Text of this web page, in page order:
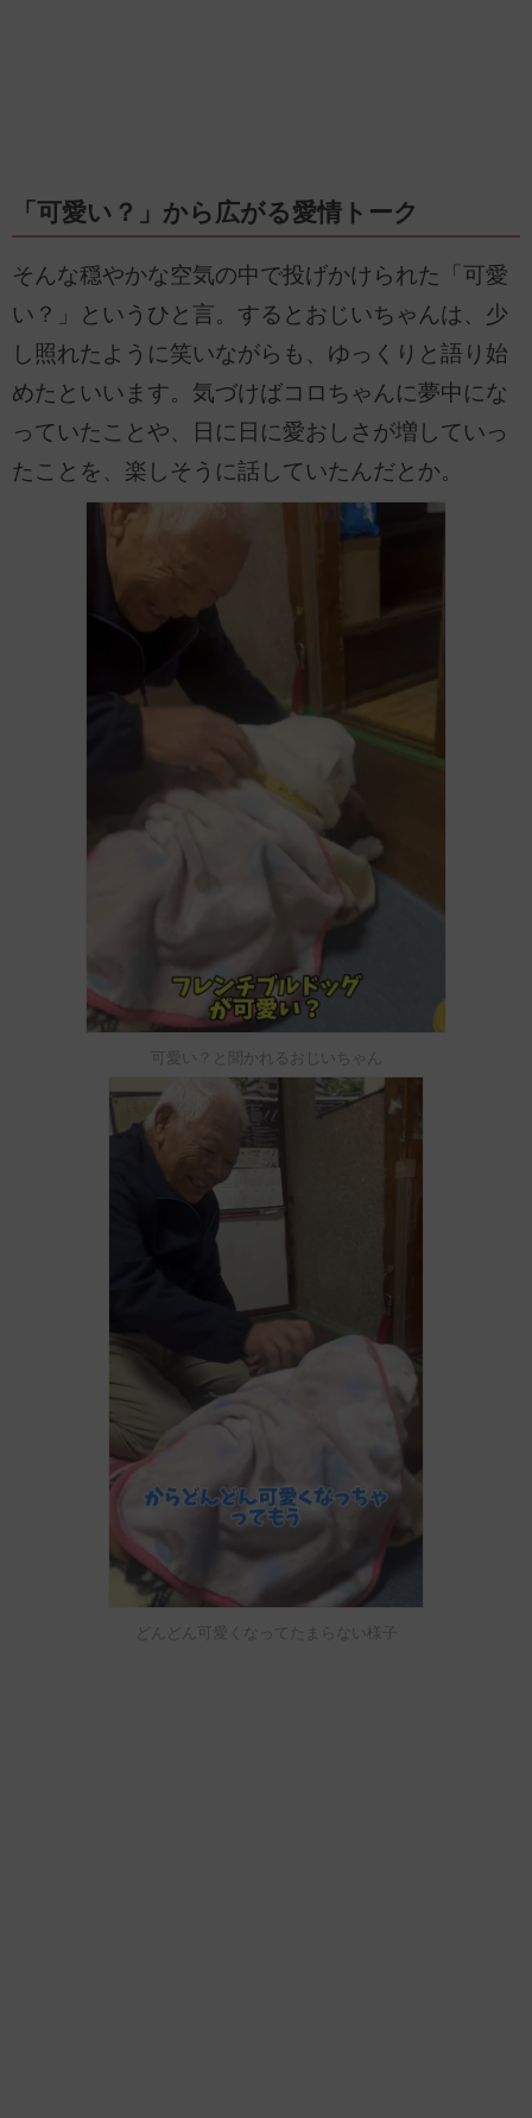
「可愛い？」から広がる愛情トーク
そんな穏やかな空気の中で投げかけられた「可愛
い？」というひと言。するとおじいちゃんは、少
し照れたように笑いながらも、ゆっくりと語り始
めたといいます。気づけばコロちゃんに夢中にな
っていたことや、日に日に愛おしさが増していっ
たことを、楽しそうに話していたんだとか。
可愛い？と聞かれるおじいちゃん
どんどん可愛くなってたまらない様子